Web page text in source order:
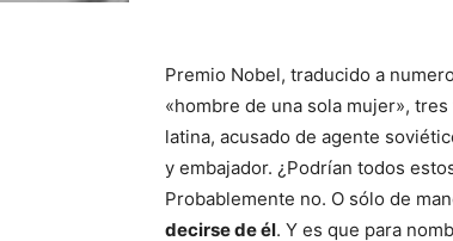
Premio Nobel, traducido a
«hombre de una sola mujer»,
latina, acusado de agente
y embajador. ¿Podrían todos
Probablemente no. O sólo de
decirse de él. Y es que para